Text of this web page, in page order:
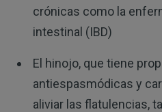
crónicas como la
intestinal (IBD)
El hinojo, que tiene
antiespasmódicas y
aliviar las flatulencias,